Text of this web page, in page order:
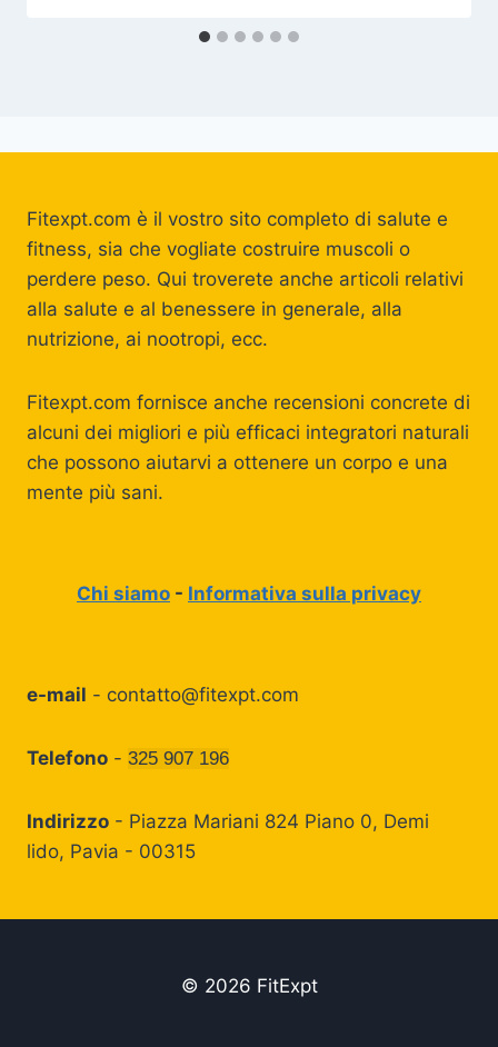
Fitexpt.com è il vostro sito completo di salute e
fitness, sia che vogliate costruire muscoli o
perdere peso. Qui troverete anche articoli relativi
alla salute e al benessere in generale, alla
nutrizione, ai nootropi, ecc.
Fitexpt.com fornisce anche recensioni concrete di
alcuni dei migliori e più efficaci integratori naturali
che possono aiutarvi a ottenere un corpo e una
mente più sani.
Chi siamo - Informativa sulla privacy
e-mail - contatto@fitexpt.com
Telefono - 325 907 196
Indirizzo - Piazza Mariani 824 Piano 0, Demi
lido, Pavia - 00315
© 2026 FitExpt